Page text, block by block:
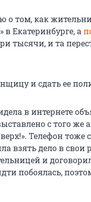
о том, как
в Екатеринбурге, а
тысячи, и та
и сдать ее
в интернете
с того же
Телефон тоже
взять дело в свои
и
побоялась,